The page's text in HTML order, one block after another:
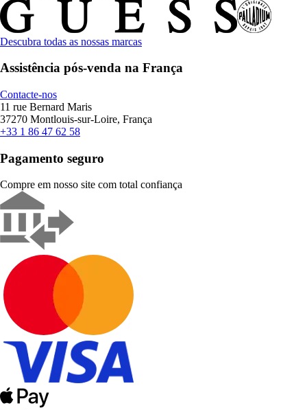
Descubra todas as nossas marcas
Assistência pós-venda na França
Contacte-nos
11 rue Bernard Maris
37270 Montlouis-sur-Loire, França
+33 1 86 47 62 58
Pagamento seguro
Compre em nosso site com total confiança